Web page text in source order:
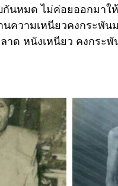
กันหมด ไม่ค่อยออกมาใ
นความเหนียวคงกระพั
าด หนังเหนียว คงกระพั